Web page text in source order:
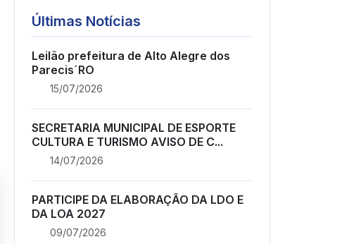
Últimas Notícias
Leilão prefeitura de Alto Alegre dos
Parecis´RO
15/07/2026
SECRETARIA MUNICIPAL DE ESPORTE
CULTURA E TURISMO AVISO DE C...
14/07/2026
PARTICIPE DA ELABORAÇÃO DA LDO E
DA LOA 2027
09/07/2026